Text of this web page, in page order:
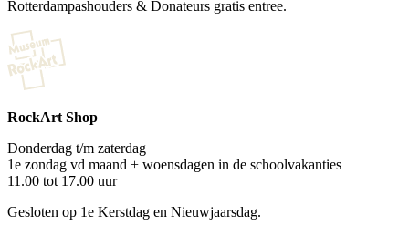
Rotterdampashouders & Donateurs gratis entree.
RockArt Shop
Donderdag t/m zaterdag
1e zondag vd maand + woensdagen in de schoolvakanties
11.00 tot 17.00 uur
Gesloten op 1e Kerstdag en Nieuwjaarsdag.